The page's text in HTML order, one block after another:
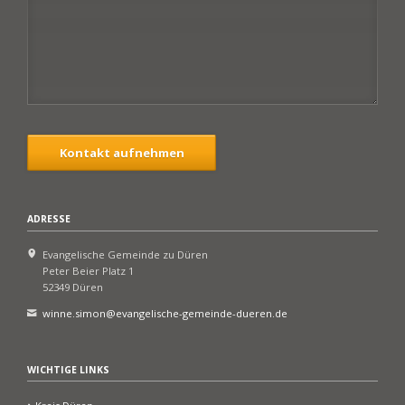
Kontakt aufnehmen
ADRESSE
Evangelische Gemeinde zu Düren
Peter Beier Platz 1
52349 Düren
winne.simon@evangelische-gemeinde-dueren.de
WICHTIGE LINKS